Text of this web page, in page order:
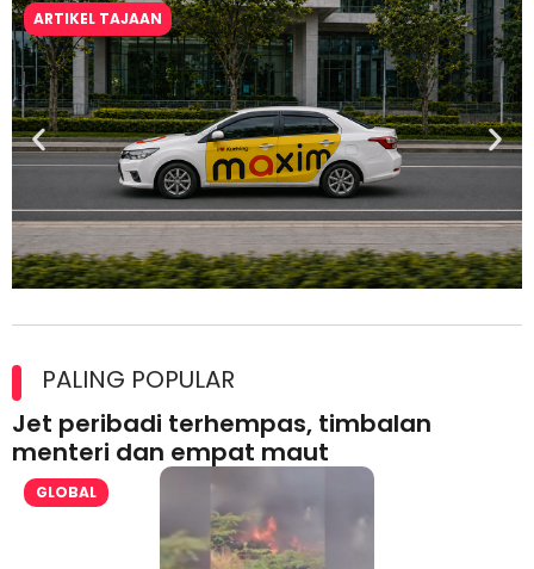
ARTIKEL TAJAAN
lesen separuh pertama 2026
PALING POPULAR
Jet peribadi terhempas, timbalan
menteri dan empat maut
GLOBAL